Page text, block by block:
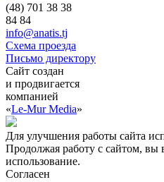
(48) 701 38 38
84 84
info@anatis.tj
Схема проезда
Письмо директору
Сайт создан
и продвигается
компанией
«Le-Mur Media»
Для улучшения работы сайта
Продолжая работу с сайтом, вы
использование.
Согласен